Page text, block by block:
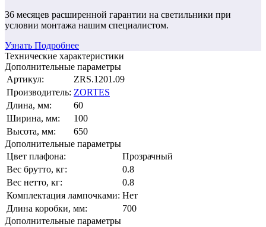
36 месяцев расширенной гарантии на светильники при
условии монтажа нашим специалистом.
Узнать Подробнее
Технические характеристики
Дополнительные параметры
Артикул:
ZRS.1201.09
Производитель: ZORTES
Длина, мм:
60
Ширина, мм:
100
Высота, мм:
650
Дополнительные параметры
Цвет плафона:
Прозрачный
Вес брутто, кг:
0.8
Вес нетто, кг:
0.8
Комплектация лампочками: Нет
Длина коробки, мм:
700
Дополнительные параметры